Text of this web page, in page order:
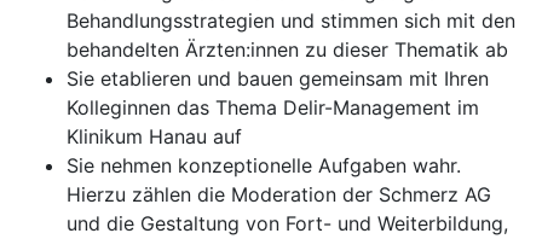
Behandlungsstrategien und stimmen sich mit den
behandelten Ärzten:innen zu dieser Thematik ab
Sie etablieren und bauen gemeinsam mit Ihren
Kolleginnen das Thema Delir-Management im
Klinikum Hanau auf
Sie nehmen konzeptionelle Aufgaben wahr.
Hierzu zählen die Moderation der Schmerz AG
und die Gestaltung von Fort- und Weiterbildung,